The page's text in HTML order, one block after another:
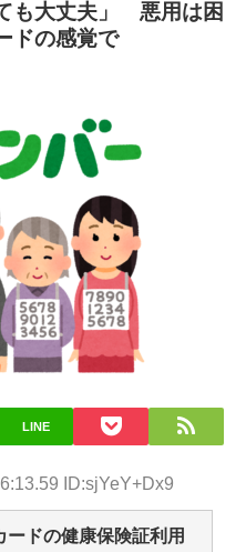
が猛反対。家族から信じられ
ッドライン
イと話題にｗｗｗｗ1700万バ
ヘッドライン
んでもない姿を披露ｗｗｗｗｗ
ン
祭りが現実になるとかｗｗｗ
も大丈夫」 悪用は困
ドの感覚で
LINE
ID:sjYeY+Dx9
ードの健康保険証利用